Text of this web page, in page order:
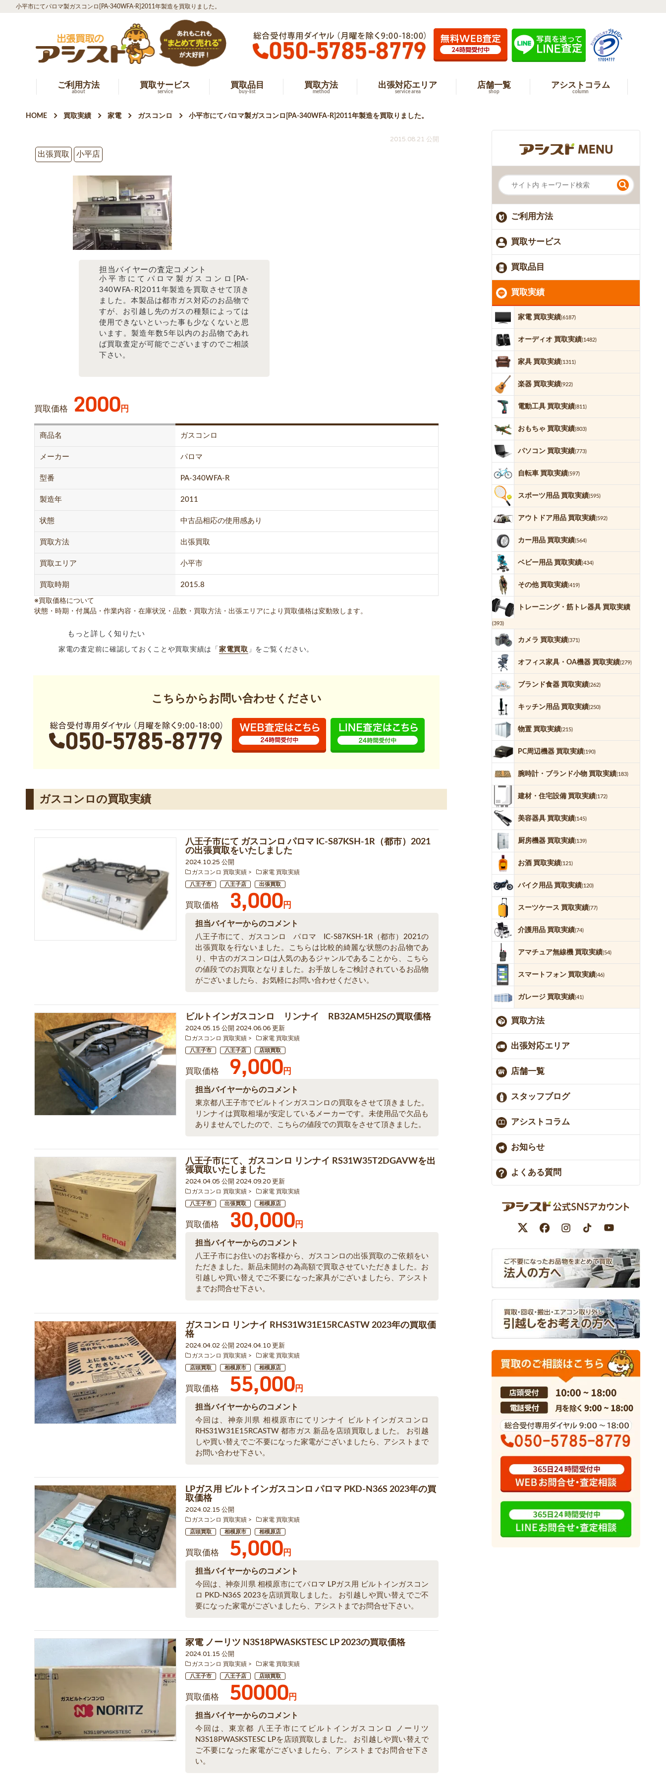
小平市にてパロマ製ガスコンロ[PA-340WFA-R]2011年製造を買取りました。
ご利用方法
about
買取サービス
service
買取品目
buy-list
買取方法
method
出張対応エリア
service area
店舗一覧
shop
アシストコラム
column
HOME 買取実績 家電 ガスコンロ 小平市にてパロマ製ガスコンロ[PA-340WFA-R]2011年製造を買取りました。
2015.08.21 公開
出張買取
小平店
担当バイヤーの査定コメント
小平市にてパロマ製ガスコンロ[PA-
340WFA-R]2011年製造を買取させて頂き
ました。本製品は都市ガス対応のお品物で
すが、お引越し先のガスの種類によっては
使用できないといった事も少なくないと思
います。製造年数5年以内のお品物であれ
ば買取査定が可能でございますのでご相談
下さい。
買取価格 2000円
商品名 ガスコンロ
メーカー パロマ
型番 PA-340WFA-R
製造年 2011
状態 中古品相応の使用感あり
買取方法 出張買取
買取エリア 小平市
買取時期 2015.8
※買取価格について
状態・時期・付属品・作業内容・在庫状況・品数・買取方法・出張エリアにより買取価格は変動致します。
もっと詳しく知りたい
家電の査定前に確認しておくことや買取実績は「 家電買取 」をご覧ください。
こちらからお問い合わせください
ガスコンロの買取実績
八王子市にて ガスコンロ パロマ IC-S87KSH-1R（都市）2021
の出張買取をいたしました
2024.10.25 公開
ガスコンロ 買取実績 家電 買取実績
八王子市 八王子店 出張買取
買取価格 3,000円
担当バイヤーからのコメント
八王子市にて、ガスコンロ パロマ IC-S87KSH-1R（都市）2021の
出張買取を行ないました。こちらは比較的綺麗な状態のお品物であ
り、中古のガスコンロは人気のあるジャンルであることから、こちら
の値段でのお買取となりました。お手放しをご検討されているお品物
がございましたら、お気軽にお問い合わせください。
ビルトインガスコンロ リンナイ RB32AM5H2Sの買取価格
2024.05.15 公開 2024.06.06 更新
ガスコンロ 買取実績 家電 買取実績
八王子市 八王子店 店頭買取
買取価格 9,000円
担当バイヤーからのコメント
東京都八王子市でビルトインガスコンロの買取をさせて頂きました。
リンナイは買取相場が安定しているメーカーです。未使用品で欠品も
ありませんでしたので、こちらの値段での買取をさせて頂きました。
八王子市にて、ガスコンロ リンナイ RS31W35T2DGAVWを出
張買取いたしました
2024.04.05 公開 2024.09.20 更新
ガスコンロ 買取実績 家電 買取実績
八王子市 出張買取 相模原店
買取価格 30,000円
担当バイヤーからのコメント
八王子市にお住いのお客様から、ガスコンロの出張買取のご依頼をい
ただきました。新品未開封の為高額で買取させていただきました。お
引越しや買い替えでご不要になった家具がございましたら、アシスト
までお問合せ下さい。
ガスコンロ リンナイ RHS31W31E15RCASTW 2023年の買取価
格
2024.04.02 公開 2024.04.10 更新
ガスコンロ 買取実績 家電 買取実績
店頭買取 相模原市 相模原店
買取価格 55,000円
担当バイヤーからのコメント
今回は、神奈川県 相模原市にてリンナイ ビルトインガスコンロ
RHS31W31E15RCASTW 都市ガス 新品を店頭買取しました。 お引越
しや買い替えでご不要になった家電がございましたら、アシストまで
お問い合わせ下さい。
LPガス用 ビルトインガスコンロ パロマ PKD-N36S 2023年の買
取価格
2024.02.15 公開
ガスコンロ 買取実績 家電 買取実績
店頭買取 相模原市 相模原店
買取価格 5,000円
担当バイヤーからのコメント
今回は、神奈川県 相模原市にてパロマ LPガス用 ビルトインガスコン
ロ PKD-N36S 2023を店頭買取しました。 お引越しや買い替えでご不
要になった家電がございましたら、アシストまでお問合せ下さい。
家電 ノーリツ N3S18PWASKSTESC LP 2023の買取価格
2024.01.15 公開
ガスコンロ 買取実績 家電 買取実績
八王子市 八王子店 店頭買取
買取価格 50000円
担当バイヤーからのコメント
今回は、東京都 八王子市にてビルトインガスコンロ ノーリツ
N3S18PWASKSTESC LPを店頭買取しました。 お引越しや買い替えで
ご不要になった家電がございましたら、アシストまでお問合せ下さ
い。
ご利用方法
買取サービス
買取品目
買取実績
家電 買取実績(6187)
オーディオ 買取実績(1482)
家具 買取実績(1311)
楽器 買取実績(922)
電動工具 買取実績(811)
おもちゃ 買取実績(803)
パソコン 買取実績(773)
自転車 買取実績(597)
スポーツ用品 買取実績(595)
アウトドア用品 買取実績(592)
カー用品 買取実績(564)
ベビー用品 買取実績(434)
その他 買取実績(419)
トレーニング・筋トレ器具 買取実績
(393)
カメラ 買取実績(371)
オフィス家具・OA機器 買取実績(279)
ブランド食器 買取実績(262)
キッチン用品 買取実績(250)
物置 買取実績(215)
PC周辺機器 買取実績(190)
腕時計・ブランド小物 買取実績(183)
建材・住宅設備 買取実績(172)
美容器具 買取実績(145)
厨房機器 買取実績(139)
お酒 買取実績(121)
バイク用品 買取実績(120)
スーツケース 買取実績(77)
介護用品 買取実績(74)
アマチュア無線機 買取実績(54)
スマートフォン 買取実績(46)
ガレージ 買取実績(41)
買取方法
出張対応エリア
店舗一覧
スタッフブログ
アシストコラム
お知らせ
よくある質問